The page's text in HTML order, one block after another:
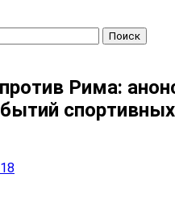
Рима:
спортивных